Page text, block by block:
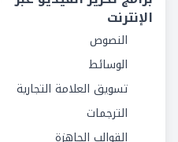
الإنترنت
النصوص
الوسائط
تسويق العلامة التجارية
الترجمات
القوالب الجاهزة